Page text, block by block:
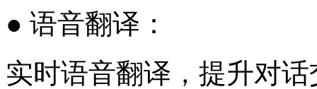
● 语音翻译：
实时语音翻译，提升对